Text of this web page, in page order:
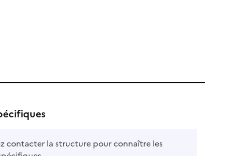
contacter la structure pour connaître les